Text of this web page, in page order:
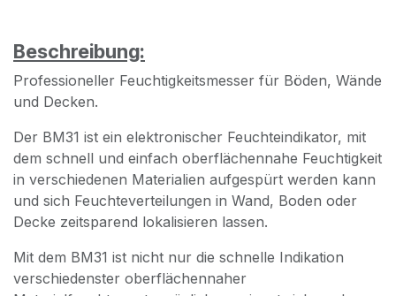
Beschreibung:
Professioneller Feuchtigkeitsmesser für Böden, Wände
und Decken.
Der BM31 ist ein elektronischer Feuchteindikator, mit
dem schnell und einfach oberflächennahe Feuchtigkeit
in verschiedenen Materialien aufgespürt werden kann
und sich Feuchteverteilungen in Wand, Boden oder
Decke zeitsparend lokalisieren lassen.
Mit dem BM31 ist nicht nur die schnelle Indikation
verschiedenster oberflächennaher